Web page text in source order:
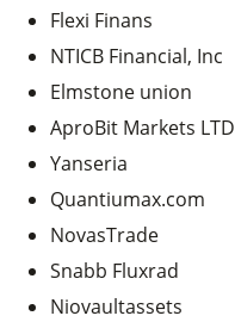
Flexi Finans
NTICB Financial, Inc
Elmstone union
AproBit Markets LTD
Yanseria
Quantiumax.com
NovasTrade
Snabb Fluxrad
Niovaultassets